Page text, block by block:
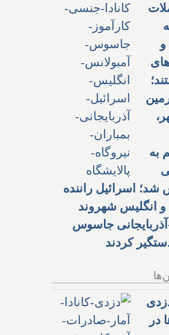
و
به
شد؛ اسرائیل راننده
و انگلیس شهروند
آذربایجانی جاسوس
کردند
در